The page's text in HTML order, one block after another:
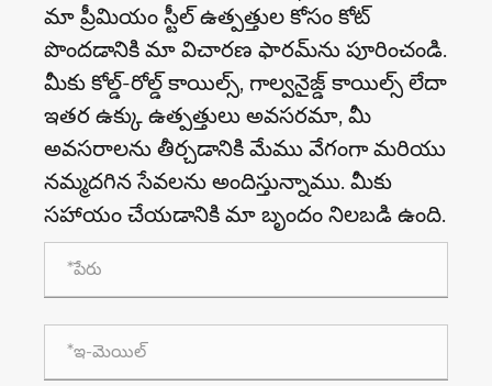
మా ప్రీమియం స్టీల్ ఉత్పత్తుల కోసం కోట్
పొందడానికి మా విచారణ ఫారమ్‌ను పూరించండి.
మీకు కోల్డ్-రోల్డ్ కాయిల్స్, గాల్వనైజ్డ్ కాయిల్స్ లేదా
ఇతర ఉక్కు ఉత్పత్తులు అవసరమా, మీ
అవసరాలను తీర్చడానికి మేము వేగంగా మరియు
నమ్మదగిన సేవలను అందిస్తున్నాము. మీకు
సహాయం చేయడానికి మా బృందం నిలబడి ఉంది.